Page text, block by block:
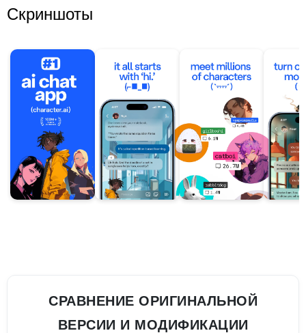
Скриншоты
СРАВНЕНИЕ ОРИГИНАЛЬНОЙ
ВЕРСИИ И МОДИФИКАЦИИ